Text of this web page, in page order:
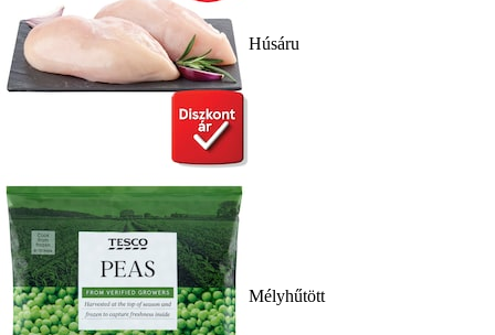
Húsáru
Mélyhűtött